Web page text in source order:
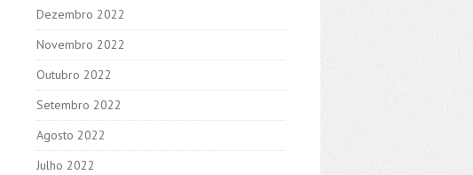
Dezembro 2022
Novembro 2022
Outubro 2022
Setembro 2022
Agosto 2022
Julho 2022